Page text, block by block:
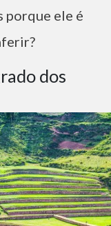
porque ele é
dos